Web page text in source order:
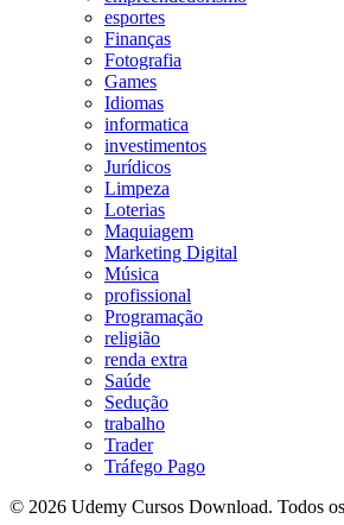
esportes
Finanças
Fotografia
Games
Idiomas
informatica
investimentos
Jurídicos
Limpeza
Loterias
Maquiagem
Marketing Digital
Música
profissional
Programação
religião
renda extra
Saúde
Sedução
trabalho
Trader
Tráfego Pago
© 2026 Udemy Cursos Download. Todos